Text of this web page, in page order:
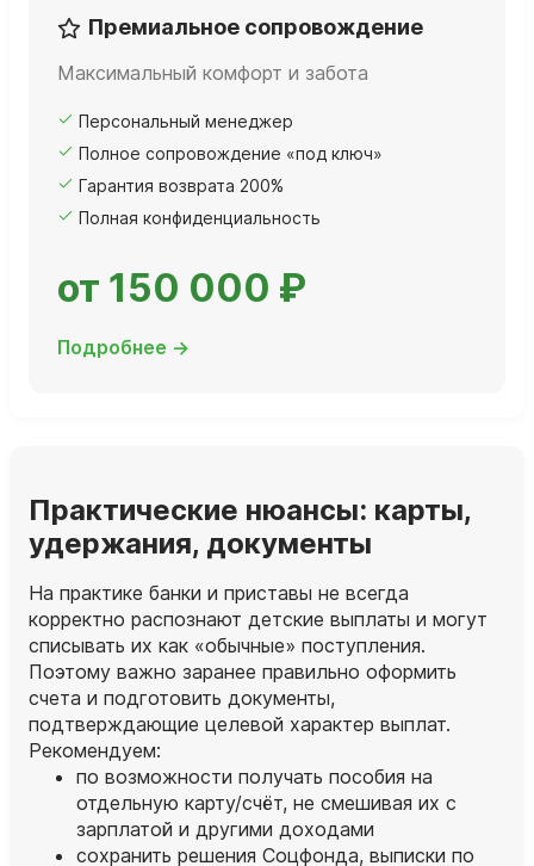
Премиальное сопровождение
Максимальный комфорт и забота
Персональный менеджер
Полное сопровождение «под ключ»
Гарантия возврата 200%
Полная конфиденциальность
от 150 000 ₽
Подробнее →
Практические нюансы: карты,
удержания, документы
На практике банки и приставы не всегда
корректно распознают детские выплаты и могут
списывать их как «обычные» поступления.
Поэтому важно заранее правильно оформить
счета и подготовить документы,
подтверждающие целевой характер выплат.
Рекомендуем:
по возможности получать пособия на
отдельную карту/счёт, не смешивая их с
зарплатой и другими доходами
сохранить решения Соцфонда, выписки по